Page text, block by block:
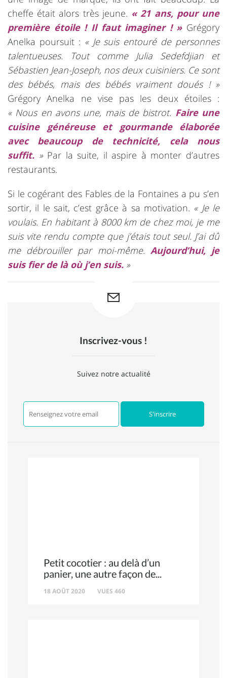
cheffe était alors très jeune. « 21 ans, pour une
première étoile ! Il faut imaginer ! »Grégory
Anelka poursuit : « Je suis entouré de personnes
talentueuses. Tout comme Julia Sedefdjian et
Sébastien Jean-Joseph, nos deux cuisiniers. Ce sont
des bébés, mais des bébés vraiment doués ! »
Grégory Anelka ne vise pas les deux étoiles :
« Nous en avons une, mais de bistrot. Faire une
cuisine généreuse et gourmande élaborée
avec beaucoup de technicité, cela nous
suffit. » Par la suite, il aspire à monter d’autres
restaurants.
Si le cogérant des Fables de la Fontaines a pu s’en
sortir, il le sait, c’est grâce à sa motivation. « Je le
voulais. En habitant à 8000 km de chez moi, je me
suis vite rendu compte que j’étais tout seul. J’ai dû
me débrouiller par moi-même. Aujourd’hui, je
suis fier de là où j’en suis. »
Inscrivez-vous !
Suivez notre actualité
Petit cocotier : au delà d’un
panier, une autre façon de
18 AOÛT 2020 VUES 460